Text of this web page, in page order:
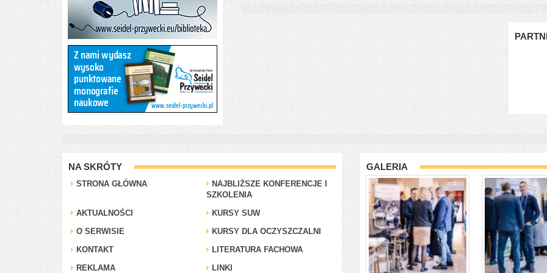
NA SKRÓTY
STRONA GŁÓWNA
NAJBLIŻSZE KONFERENCJE I
SZKOLENIA
AKTUALNOŚCI
KURSY SUW
O SERWISIE
KURSY DLA OCZYSZCZALNI
KONTAKT
LITERATURA FACHOWA
REKLAMA
LINKI
GALERIA